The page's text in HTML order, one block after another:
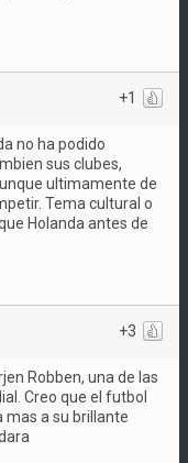
+1
no ha podido
sus clubes,
ultimamente de
Tema cultural o
Holanda antes de
+3
Robben, una de las
Creo que el futbol
mas a su brillante